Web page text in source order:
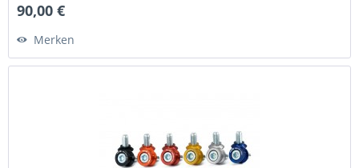
90,00 €
Merken